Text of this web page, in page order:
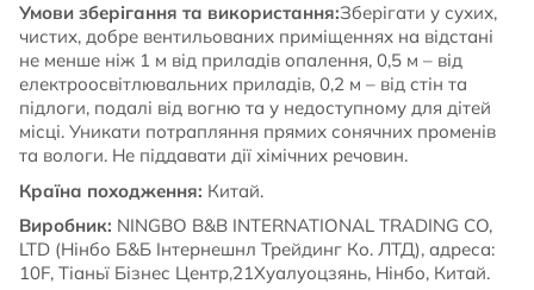
Умови зберігання та використання:Зберігати у сухих,
чистих, добре вентильованих приміщеннях на відстані
не менше ніж 1 м від приладів опалення, 0,5 м – від
електроосвітлювальних приладів, 0,2 м – від стін та
підлоги, подалі від вогню та у недоступному для дітей
місці. Уникати потрапляння прямих сонячних променів
та вологи. Не піддавати дії хімічних речовин.
Країна походження: Китай.
Виробник: NINGBO B&B INTERNATIONAL TRADING CO,
LTD (Нінбо Б&Б Інтернешнл Трейдинг Ко. ЛТД), адреса:
10F, Тіаньї Бізнес Центр,21Хуалуоцзянь, Нінбо, Китай.